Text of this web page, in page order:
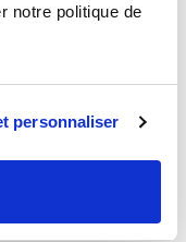
notre politique de
personnaliser
Magra,